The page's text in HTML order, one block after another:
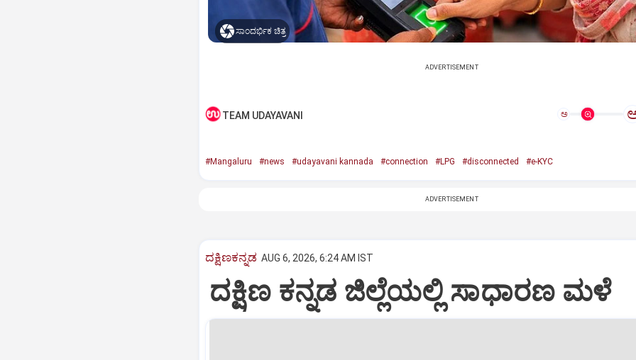
ಸಾಂದರ್ಭಿಕ ಚಿತ್ರ
ADVERTISEMENT
TEAM UDAYAVANI ಅ
#Mangaluru #news #udayavani kannada #connection #LPG #disconnected #e-KYC
ADVERTISEMENT
ದಕ್ಷಿಣಕನ್ನಡ AUG 6, 2026, 6:24 AM IST
ದಕ್ಷಿಣ ಕನ್ನಡ ಜಿಲ್ಲೆಯಲ್ಲಿ ಸಾಧಾರಣ ಮಳೆ